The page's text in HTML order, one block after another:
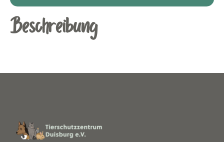
Beschreibung